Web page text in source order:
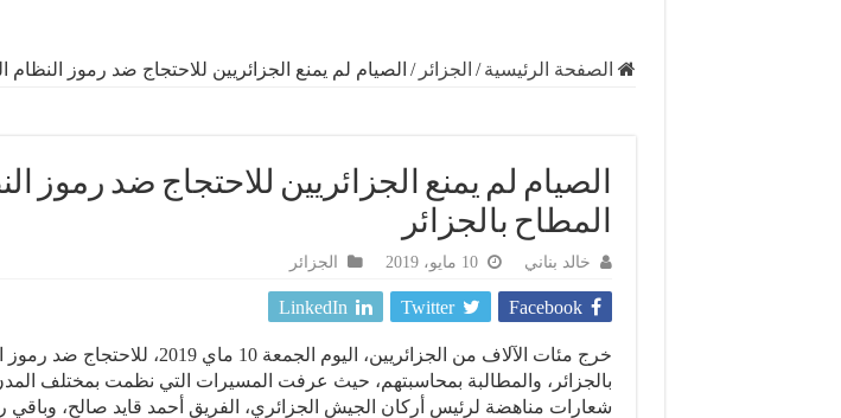
الصفحة الرئيسية / الجزائر / الصيام لم يمنع الجزائريين للاحتجاج ضد رموز النظام
الصيام لم يمنع الجزائريين للاحتجاج ضد رموز
المطاح بالجزائر
خالد بناني 10 مايو، 2019 الجزائر
Facebook
Twitter
LinkedIn
خرج مئات الآلاف من الجزائريين، اليوم الجمعة 10 ماي
بالجزائر، والمطالبة بمحاسبتهم، حيث عرفت المسيرات التي نظمت بمختلف
شعارات مناهضة لرئيس أركان الجيش الجزائري، الفريق أحمد قايد صالح، وباقي